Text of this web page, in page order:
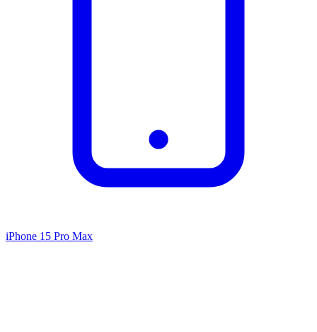
iPhone 15 Pro Max